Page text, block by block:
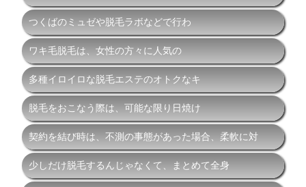
つくばのミュゼや脱毛ラボなどで行わ
ワキ毛脱毛は、女性の方々に人気の
多種イロイロな脱毛エステのオトクなキ
脱毛をおこなう際は、可能な限り日焼け
契約を結び時は、不測の事態があった場合、柔軟に対
少しだけ脱毛するんじゃなくて、まとめて全身